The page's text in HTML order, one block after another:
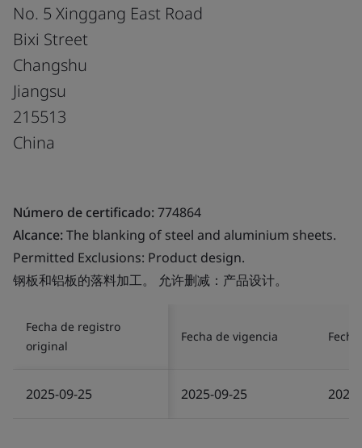
No. 5 Xinggang East Road
Bixi Street
Changshu
Jiangsu
215513
China
Número de certificado:774864
Alcance:The blanking of steel and aluminium sheets.
Permitted Exclusions: Product design.
钢板和铝板的落料加工。 允许删减：产品设计。
Fecha de registro
original
Fecha de vigencia
2025-09-25 2025-09-25